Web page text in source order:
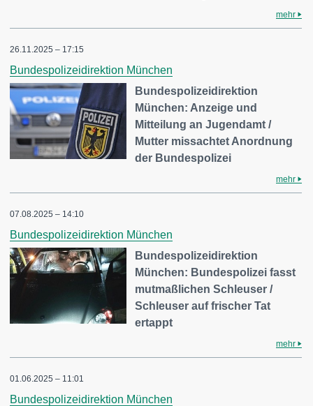
mehr
26.11.2025 – 17:15
Bundespolizeidirektion München
Bundespolizeidirektion
München: Anzeige und
Mitteilung an Jugendamt /
Mutter missachtet Anordnung
der Bundespolizei
mehr
07.08.2025 – 14:10
Bundespolizeidirektion München
Bundespolizeidirektion
München: Bundespolizei fasst
mutmaßlichen Schleuser /
Schleuser auf frischer Tat
ertappt
mehr
01.06.2025 – 11:01
Bundespolizeidirektion München